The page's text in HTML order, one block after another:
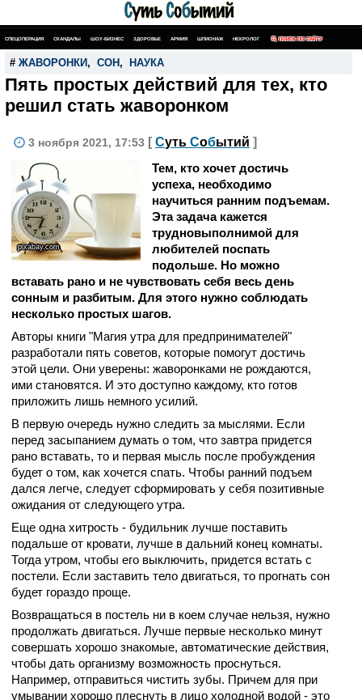
СПЕЦОПЕРАЦИЯ СКАНДАЛЫ ШОУ-БИЗНЕС ЗДОРОВЬЕ АРМИЯ ШПИОНАЖ НЕКРОЛОГ ПОИСК ПО САЙТУ
# ЖАВОРОНКИ , СОН , НАУКА
Пять простых действий для тех, кто
решил стать жаворонком
3 ноября 2021, 17:53 [ Суть Событий ]
pixabay.com
Тем, кто хочет достичь
успеха, необходимо
научиться ранним подъемам.
Эта задача кажется
трудновыполнимой для
любителей поспать
подольше. Но можно
вставать рано и не чувствовать себя весь день
сонным и разбитым. Для этого нужно соблюдать
несколько простых шагов.
Авторы книги "Магия утра для предпринимателей"
разработали пять советов, которые помогут достичь
этой цели. Они уверены: жаворонками не рождаются,
ими становятся. И это доступно каждому, кто готов
приложить лишь немного усилий.
В первую очередь нужно следить за мыслями. Если
перед засыпанием думать о том, что завтра придется
рано вставать, то и первая мысль после пробуждения
будет о том, как хочется спать. Чтобы ранний подъем
дался легче, следует сформировать у себя позитивные
ожидания от следующего утра.
Еще одна хитрость - будильник лучше поставить
подальше от кровати, лучше в дальний конец комнаты.
Тогда утром, чтобы его выключить, придется встать с
постели. Если заставить тело двигаться, то прогнать сон
будет гораздо проще.
Возвращаться в постель ни в коем случае нельзя, нужно
продолжать двигаться. Лучше первые несколько минут
совершать хорошо знакомые, автоматические действия,
чтобы дать организму возможность проснуться.
Например, отправиться чистить зубы. Причем для при
умывании хорошо плеснуть в лицо холодной водой - это